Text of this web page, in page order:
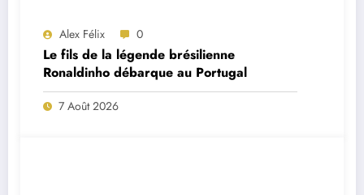
Alex Félix 0
Le fils de la légende brésilienne
Ronaldinho débarque au Portugal
7 Août 2026